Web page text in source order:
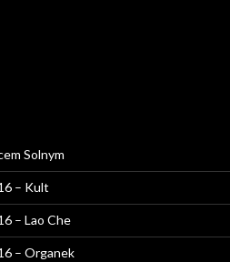
Solnym
– Kult
– Lao Che
– Organek